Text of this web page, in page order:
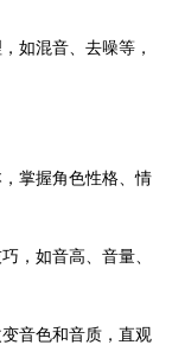
如混音、去噪等，
掌握角色性格、情
，如音高、音量、
音色和音质，直观